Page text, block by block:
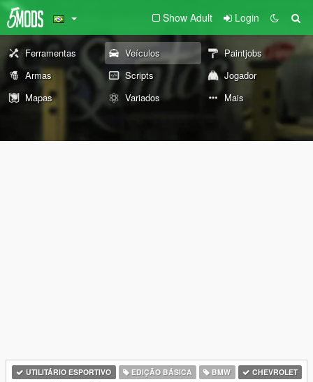
Show Adult Login
Ferramentas Veículos
Paintjobs
Armas
Scripts
Jogador
Mapas
Variados Mais
UTILITÁRIO ESPORTIVO EDIÇÃO BÁSICA BMW
CHEVROLET